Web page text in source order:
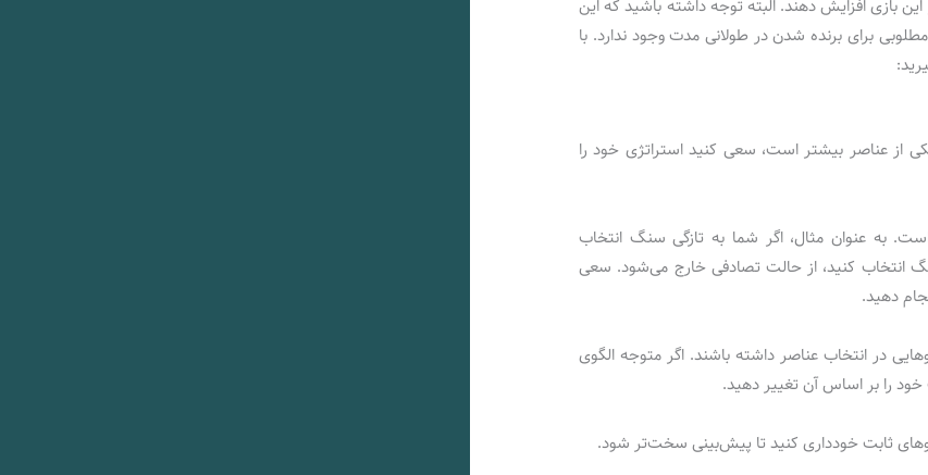
بازی افزایش دهند. البته توجه داشته باشید که این
برای برنده شدن در طولانی مدت وجود ندارد. با
از عناصر بیشتر است، سعی کنید استراتژی خود را
به عنوان مثال، اگر شما به تازگی سنگ انتخاب
انتخاب کنید، از حالت تصادفی خارج می‌شود. سعی
دهید.
در انتخاب عناصر داشته باشند. اگر متوجه الگوی
را بر اساس آن تغییر دهید.
ثابت خودداری کنید تا پیش‌بینی سخت‌تر شود.